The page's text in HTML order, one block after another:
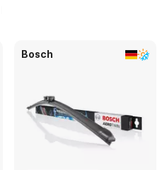
Bosch